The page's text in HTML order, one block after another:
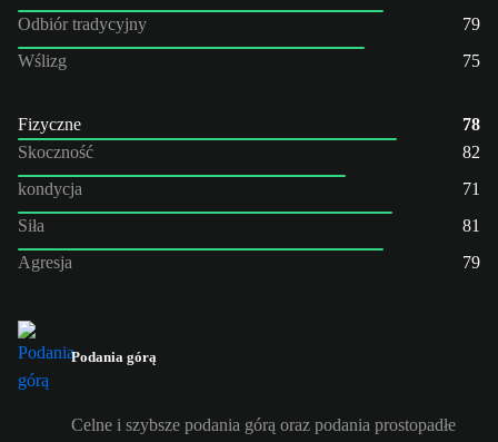
Odbiór tradycyjny
79
Wślizg
75
Fizyczne
78
Skoczność
82
kondycja
71
Siła
81
Agresja
79
Podania górą
Celne i szybsze podania górą oraz podania prostopadłe